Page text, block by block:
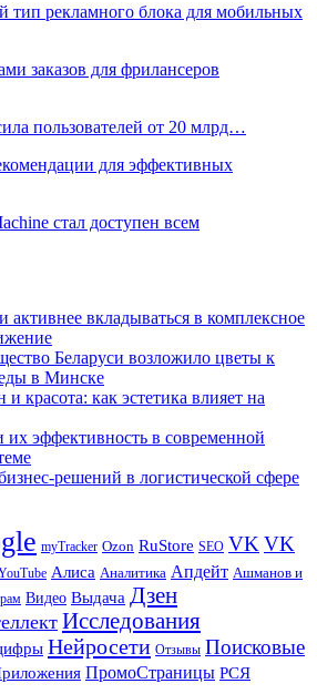
рекламного блока для мобильных
заказов для фрилансеров
пользователей от 20 млрд…
для эффективных
стал доступен всем
активнее вкладываться в комплексное
Беларуси возложило цветы к
в Минске
и красота: как эстетика влияет на
эффективность в современной
решений в логистической сфере
myTracker Ozon RuStore SEO VK VK
Алиса Аналитика Апдейт Ашманов и
Видео Выдача Дзен
Исследования
Нейросети Отзывы Поисковые
ПромоСтраницы РСЯ